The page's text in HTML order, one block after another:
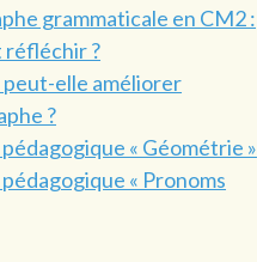
grammaticale en CM2 :
réfléchir ?
peut-elle améliorer
?
« Géométrie »
« Pronoms